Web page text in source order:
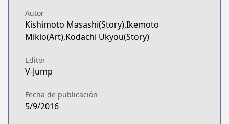
Autor
Kishimoto Masashi(Story),Ikemoto
Mikio(Art),Kodachi Ukyou(Story)
Editor
V-Jump
Fecha de publicación
5/9/2016